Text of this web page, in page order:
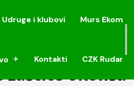
Udruge i klubovi Murs Ekom
Kontakti CZK Rudar
Udruge i klubovi Murs Ekom
Kontakti CZK Rudar
okoliša